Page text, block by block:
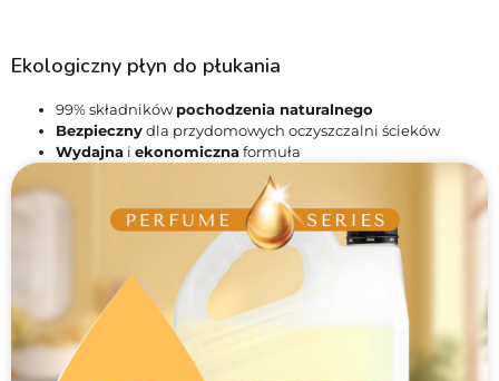
Ekologiczny płyn do płukania
99% składnikówpochodzenia naturalnego
Bezpiecznydla przydomowych oczyszczalni ścieków
Wydajna i ekonomicznaformuła